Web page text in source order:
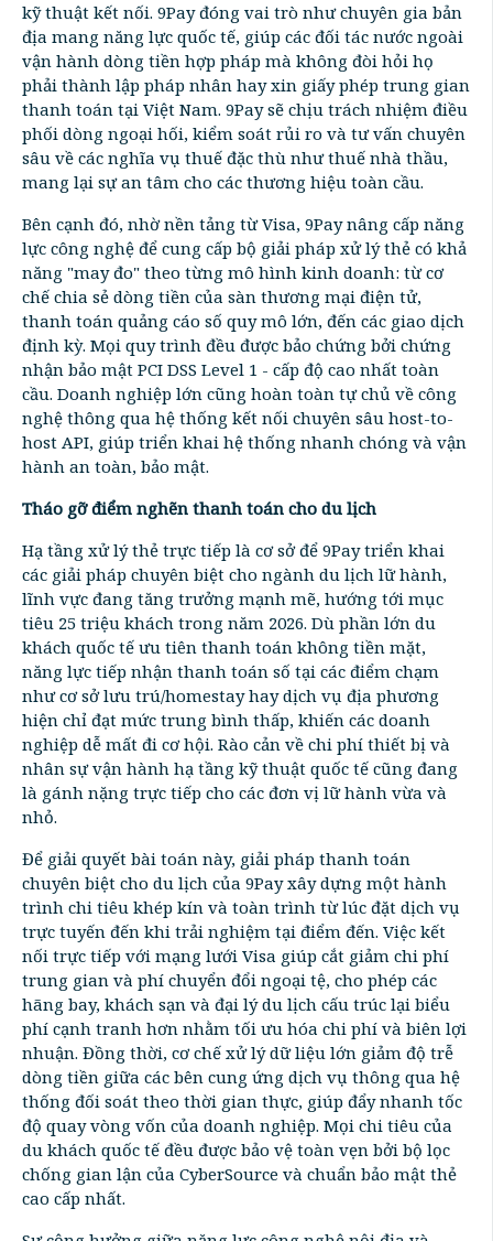
kỹ thuật kết nối. 9Pay đóng vai trò như chuyên gia bản
địa mang năng lực quốc tế, giúp các đối tác nước ngoài
vận hành dòng tiền hợp pháp mà không đòi hỏi họ
phải thành lập pháp nhân hay xin giấy phép trung gian
thanh toán tại Việt Nam. 9Pay sẽ chịu trách nhiệm điều
phối dòng ngoại hối, kiểm soát rủi ro và tư vấn chuyên
sâu về các nghĩa vụ thuế đặc thù như thuế nhà thầu,
mang lại sự an tâm cho các thương hiệu toàn cầu.
Bên cạnh đó, nhờ nền tảng từ Visa, 9Pay nâng cấp năng
lực công nghệ để cung cấp bộ giải pháp xử lý thẻ có khả
năng "may đo" theo từng mô hình kinh doanh: từ cơ
chế chia sẻ dòng tiền của sàn thương mại điện tử,
thanh toán quảng cáo số quy mô lớn, đến các giao dịch
định kỳ. Mọi quy trình đều được bảo chứng bởi chứng
nhận bảo mật PCI DSS Level 1 - cấp độ cao nhất toàn
cầu. Doanh nghiệp lớn cũng hoàn toàn tự chủ về công
nghệ thông qua hệ thống kết nối chuyên sâu host-to-
host API, giúp triển khai hệ thống nhanh chóng và vận
hành an toàn, bảo mật.
Tháo gỡ điểm nghẽn thanh toán cho du lịch
Hạ tầng xử lý thẻ trực tiếp là cơ sở để 9Pay triển khai
các giải pháp chuyên biệt cho ngành du lịch lữ hành,
lĩnh vực đang tăng trưởng mạnh mẽ, hướng tới mục
tiêu 25 triệu khách trong năm 2026. Dù phần lớn du
khách quốc tế ưu tiên thanh toán không tiền mặt,
năng lực tiếp nhận thanh toán số tại các điểm chạm
như cơ sở lưu trú/homestay hay dịch vụ địa phương
hiện chỉ đạt mức trung bình thấp, khiến các doanh
nghiệp dễ mất đi cơ hội. Rào cản về chi phí thiết bị và
nhân sự vận hành hạ tầng kỹ thuật quốc tế cũng đang
là gánh nặng trực tiếp cho các đơn vị lữ hành vừa và
nhỏ.
Để giải quyết bài toán này, giải pháp thanh toán
chuyên biệt cho du lịch của 9Pay xây dựng một hành
trình chi tiêu khép kín và toàn trình từ lúc đặt dịch vụ
trực tuyến đến khi trải nghiệm tại điểm đến. Việc kết
nối trực tiếp với mạng lưới Visa giúp cắt giảm chi phí
trung gian và phí chuyển đổi ngoại tệ, cho phép các
hãng bay, khách sạn và đại lý du lịch cấu trúc lại biểu
phí cạnh tranh hơn nhằm tối ưu hóa chi phí và biên lợi
nhuận. Đồng thời, cơ chế xử lý dữ liệu lớn giảm độ trễ
dòng tiền giữa các bên cung ứng dịch vụ thông qua hệ
thống đối soát theo thời gian thực, giúp đẩy nhanh tốc
độ quay vòng vốn của doanh nghiệp. Mọi chi tiêu của
du khách quốc tế đều được bảo vệ toàn vẹn bởi bộ lọc
chống gian lận của CyberSource và chuẩn bảo mật thẻ
cao cấp nhất.